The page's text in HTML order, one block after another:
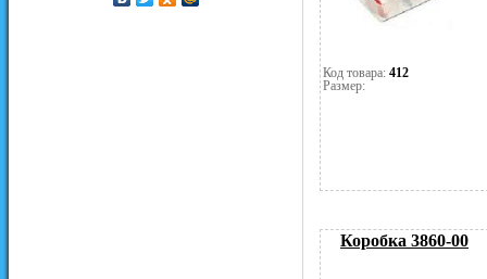
Код товара: 412
Размер:
Коробка 3860-00